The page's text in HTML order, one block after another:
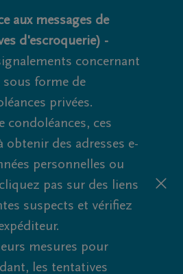
aux messages de
d'escroquerie) -
concernant
sous forme de
privées.
condoléances, ces
obtenir des adresses e-
personnelles ou
pas sur des liens
suspects et vérifiez
mesures pour
les tentatives